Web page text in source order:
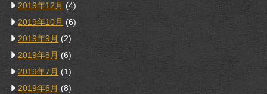
2019年12月 (4)
2019年10月 (6)
2019年9月 (2)
2019年8月 (6)
2019年7月 (1)
2019年6月 (8)